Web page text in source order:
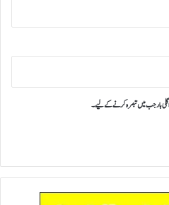
بار جب میں تبصرہ کرنے کےلیے۔